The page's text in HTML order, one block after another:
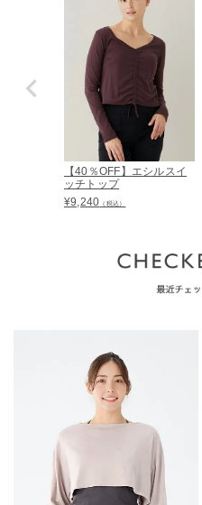
【40％OFF】エシルスイ
ッチトップ
¥9,240 （税込）